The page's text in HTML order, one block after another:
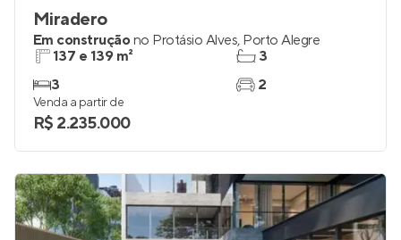
Miradero
Em construçãono Protásio Alves, Porto Alegre
137 e 139 m²
3
3
2
Venda a partir de
R$ 2.235.000